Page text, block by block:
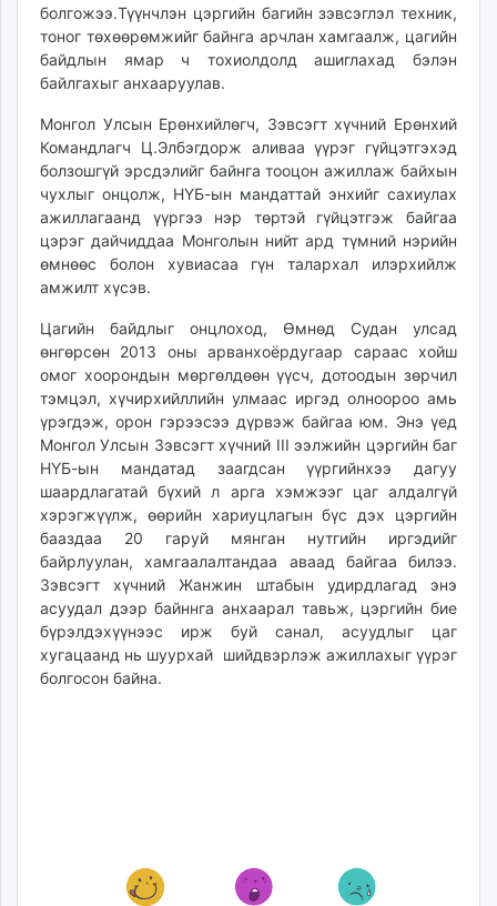
болгожээ.Түүнчлэн цэргийн багийн зэвсэглэл техник,
тоног төхөөрөмжийг байнга арчлан хамгаалж, цагийн
байдлын ямар ч тохиолдолд ашиглахад бэлэн
байлгахыг анхааруулав.
Монгол Улсын Ерөнхийлөгч, Зэвсэгт хүчний Ерөнхий
Командлагч Ц.Элбэгдорж аливаа үүрэг гүйцэтгэхэд
болзошгүй эрсдэлийг байнга тооцон ажиллаж байхын
чухлыг онцолж, НҮБ-ын мандаттай энхийг сахиулах
ажиллагаанд үүргээ нэр төртэй гүйцэтгэж байгаа
цэрэг дайчиддаа Монголын нийт ард түмний нэрийн
өмнөөс болон хувиасаа гүн талархал илэрхийлж
амжилт хүсэв.
Цагийн байдлыг онцлоход, Өмнөд Судан улсад
өнгөрсөн 2013 оны арванхоёрдугаар сараас хойш
омог хоорондын мөргөлдөөн үүсч, дотоодын зөрчил
тэмцэл, хүчирхийллийн улмаас иргэд олноороо амь
үрэгдэж, орон гэрээсээ дүрвэж байгаа юм. Энэ үед
Монгол Улсын Зэвсэгт хүчний III ээлжийн цэргийн баг
НҮБ-ын мандатад заагдсан үүргийнхээ дагуу
шаардлагатай бүхий л арга хэмжээг цаг алдалгүй
хэрэгжүүлж, өөрийн хариуцлагын бүс дэх цэргийн
бааздаа 20 гаруй мянган нутгийн иргэдийг
байрлуулан, хамгаалалтандаа аваад байгаа билээ.
Зэвсэгт хүчний Жанжин штабын удирдлагад энэ
асуудал дээр байннга анхаарал тавьж, цэргийн бие
бүрэлдэхүүнээс ирж буй санал, асуудлыг цаг
хугацаанд нь шуурхай шийдвэрлэж ажиллахыг үүрэг
болгосон байна.